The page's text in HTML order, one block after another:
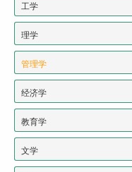
工学
理学
管理学
经济学
教育学
文学